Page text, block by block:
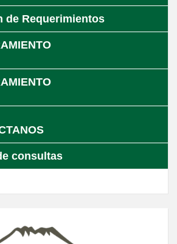
de Requerimientos
consultas